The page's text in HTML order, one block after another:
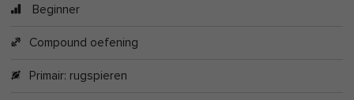
Beginner
Compound oefening
Primair: rugspieren